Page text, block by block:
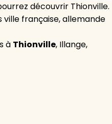
découvrir Thionville.
ville française, allemande
à Thionville, Illange,